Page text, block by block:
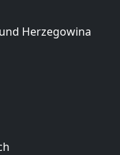
Herzegowina